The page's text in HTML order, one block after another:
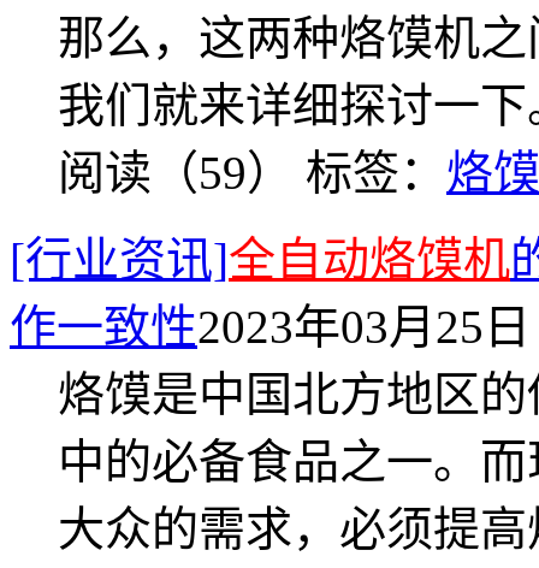
那么，这两种烙馍机
我们就来详细探讨一下
阅读（59） 标签： 烙
[行业资讯]全自动烙馍机
作一致性2023年03月25
烙馍是中国北方地区
中的必备食品之一。
大众的需求，必须提